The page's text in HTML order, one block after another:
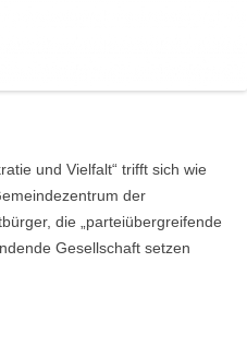
und Vielfalt“ trifft sich wie
der
die „parteiübergreifende
Gesellschaft setzen